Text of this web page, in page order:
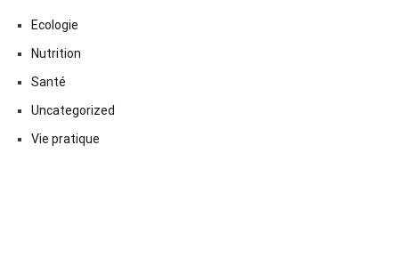
Ecologie
Nutrition
Santé
Uncategorized
Vie pratique